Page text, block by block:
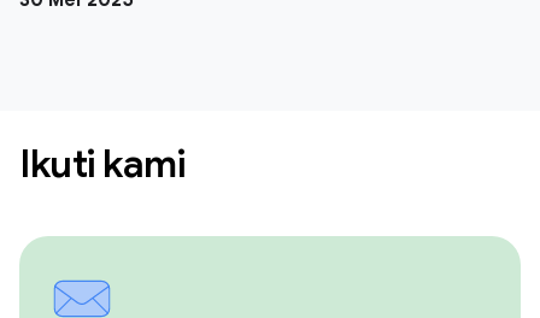
Ikuti kami